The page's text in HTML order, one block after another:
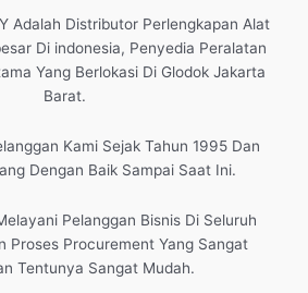
Adalah Distributor Perlengkapan Alat
Di indonesia, Penyedia Peralatan
Yang Berlokasi Di Glodok Jakarta
Barat.
Kami Sejak Tahun 1995 Dan
Dengan Baik Sampai Saat Ini.
Pelanggan Bisnis Di Seluruh
Proses Procurement Yang Sangat
Tentunya Sangat Mudah.